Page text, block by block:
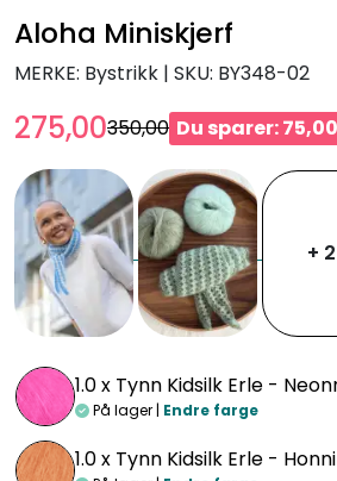
Aloha Miniskjerf
MERKE: Bystrikk | SKU: BY348-02
275,00350,00 Du sparer: 75,00
+ 2
1.0 x Tynn Kidsilk Erle -
På lager | Endre farge
1.0 x Tynn Kidsilk Erle -